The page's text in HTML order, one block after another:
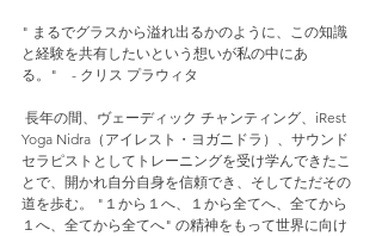
" まるでグラスから溢れ出るかのように、この知識
と経験を共有したいという想いが私の中にあ
る。"　- クリス プラウィタ
Yoga Nidra（アイレスト・ヨガニドラ）、サウンド
セラピストとしてトレーニングを受け学んできたこ
とで、開かれ自分自身を信頼でき、そしてただその
道を歩む。 "１から１へ、１から全てへ、全てから
１へ、全てから全てへ" の精神をもって世界に向け